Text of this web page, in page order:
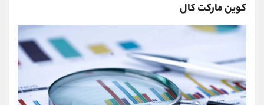
کوین ‌مارکت ‌کال